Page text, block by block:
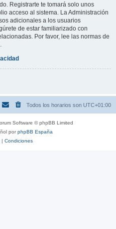
Registrarte te tomará solo unos
acceso al sistema. La Administración
adicionales a los usuarios
de estar familiarizado con
Por favor, lee las normas de
Todos los horarios son UTC+01:00
Software © phpBB Limited
porphpBB España
| Condiciones